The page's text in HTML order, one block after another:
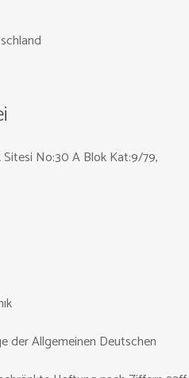
Sitesi No:30 A Blok Kat:9/79,
der Allgemeinen Deutschen